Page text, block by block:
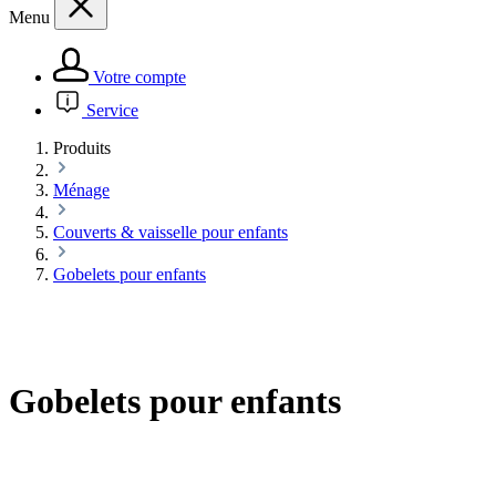
Menu
Votre compte
Service
Produits
Ménage
Couverts & vaisselle pour enfants
Gobelets pour enfants
Gobelets pour enfants